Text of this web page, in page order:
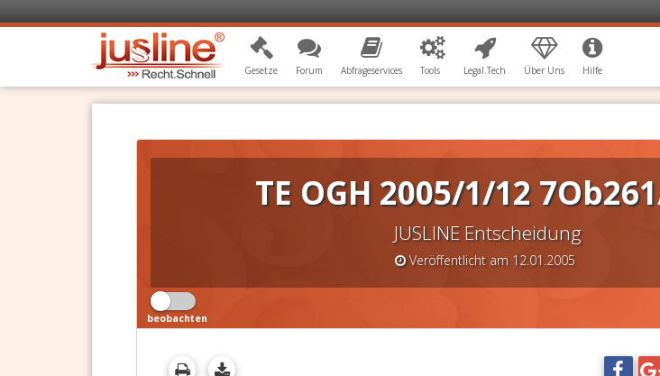
Gesetze Forum Abfrageservices Tools Legal.Tech Über Uns Hilfe
TE OGH 2005/1/12
JUSLINE Entscheidung
Veröffentlicht am 12.01.2005
beobachten